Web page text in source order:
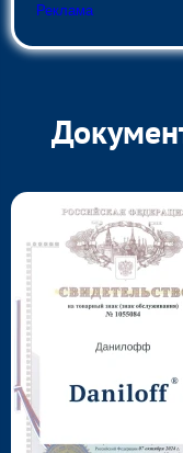
Реклама